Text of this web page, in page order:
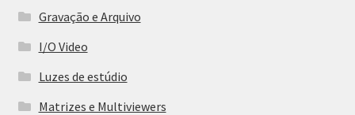
Gravação e Arquivo
I/O Video
Luzes de estúdio
Matrizes e Multiviewers